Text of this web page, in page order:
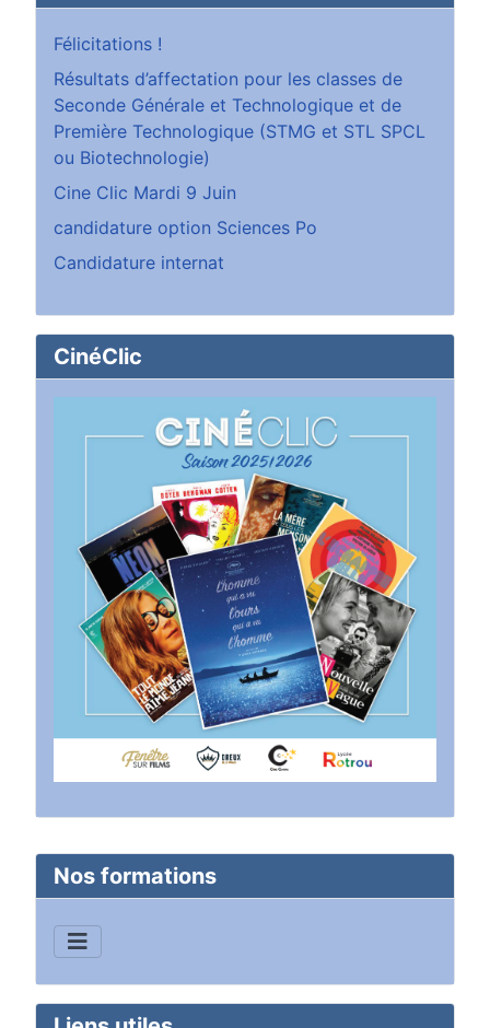
Nos formations
Félicitations !
Résultats d’affectation pour les classes de
Seconde Générale et Technologique et de
Première Technologique (STMG et STL SPCL
ou Biotechnologie)
Cine Clic Mardi 9 Juin
candidature option Sciences Po
Candidature internat
CinéClic